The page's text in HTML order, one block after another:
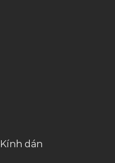
Kính dán